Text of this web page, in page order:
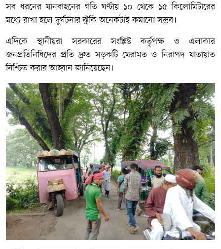
সব ধরনের যানবাহনের গতি ঘণ্টায় ১০ থেকে ১৫ কিলোমিটারের
মধ্যে রাখা হলে দুর্ঘটনার ঝুঁকি অনেকটাই কমানো সম্ভব।
এদিকে স্থানীয়রা সরকারের সংশ্লিষ্ট কর্তৃপক্ষ ও এলাকার
জনপ্রতিনিধিদের প্রতি দ্রুত সড়কটি মেরামত ও নিরাপদ যাতায়াত
নিশ্চিত করার আহ্বান জানিয়েছেন।